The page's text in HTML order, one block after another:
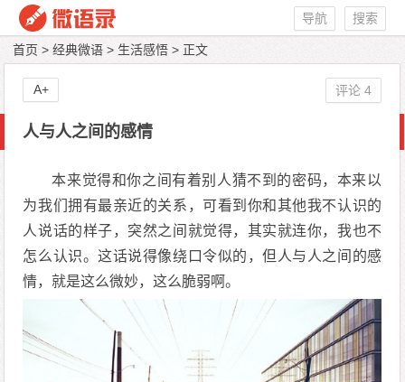
搜索
导航
首页 >经典微语 > 生活感悟 > 正文
人与人之间的感情
本来觉得和你之间有着别人猜不到的密码，本来以
为我们拥有最亲近的关系，可看到你和其他我不认识的
人说话的样子，突然之间就觉得，其实就连你，我也不
怎么认识。这话说得像绕口令似的，但人与人之间的感
情，就是这么微妙，这么脆弱啊。
评论 4
A+